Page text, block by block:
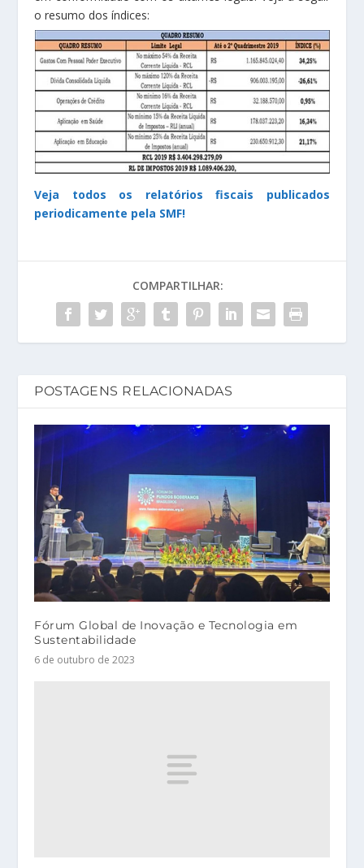
o resumo dos índices:
Veja todos os relatórios fiscais publicados
periodicamente pela SMF!
COMPARTILHAR:
POSTAGENS RELACIONADAS
Fórum Global de Inovação e Tecnologia em
Sustentabilidade
6 de outubro de 2023